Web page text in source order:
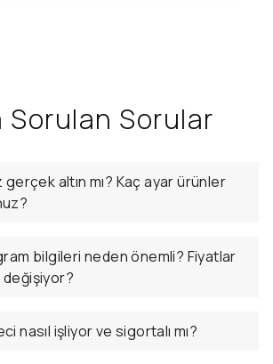
Sorulan Sorular
altın mı? Kaç ayar ürünler
bilgileri neden önemli? Fiyatlar
nasıl işliyor ve sigortalı mı?